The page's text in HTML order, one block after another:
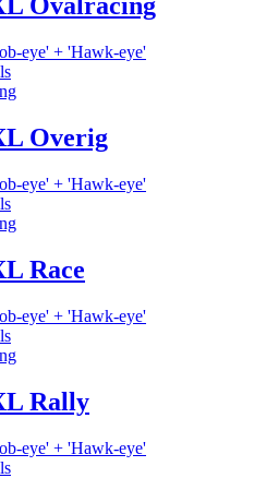
Ovalracing
eye' + 'Hawk-eye'
Overig
eye' + 'Hawk-eye'
Race
eye' + 'Hawk-eye'
Rally
eye' + 'Hawk-eye'